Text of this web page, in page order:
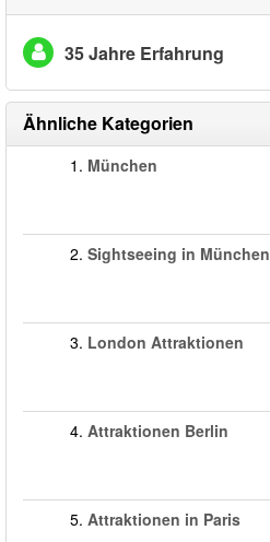
35 Jahre Erfahrung
Ähnliche Kategorien
1. München
2. Sightseeing in München
3. London Attraktionen
4. Attraktionen Berlin
5. Attraktionen in Paris